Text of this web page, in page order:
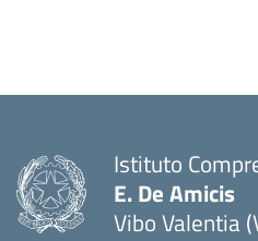
Istituto
E. De Amicis
Vibo Valentia